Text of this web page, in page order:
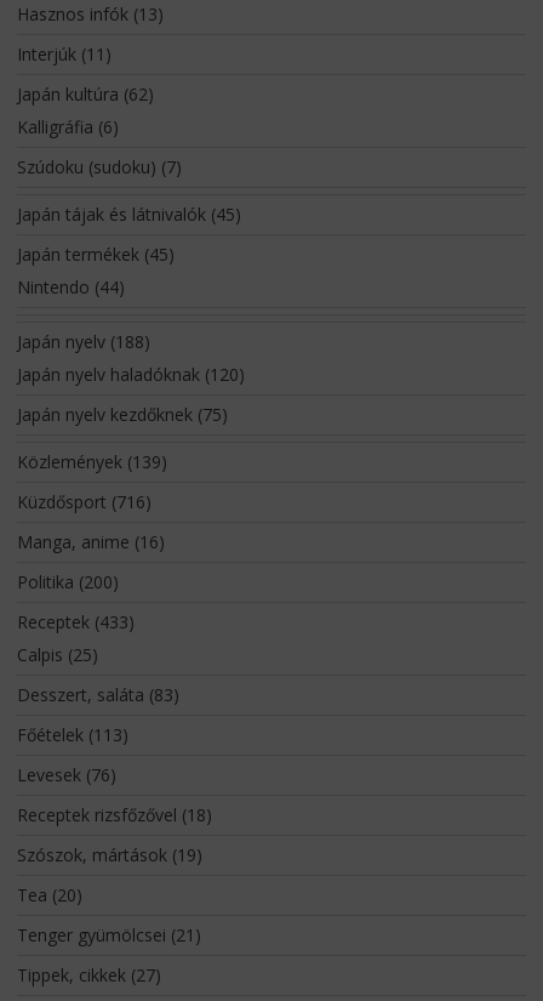
Hasznos infók(13)
Interjúk(11)
Japán kultúra (62)
Kalligráfia (6)
Szúdoku (sudoku) (7)
Japán tájak és látnivalók(45)
Japán termékek(45)
Nintendo (44)
Japán nyelv(188)
Japán nyelv haladóknak(120)
Japán nyelv kezdőknek(75)
Közlemények(139)
Küzdősport (716)
Manga, anime (16)
Politika (200)
Receptek(433)
Calpis (25)
Desszert, saláta (83)
Főételek(113)
Levesek(76)
Receptek rizsfőzővel (18)
Szószok, mártások(19)
Tea (20)
Tenger gyümölcsei (21)
Tippek, cikkek(27)